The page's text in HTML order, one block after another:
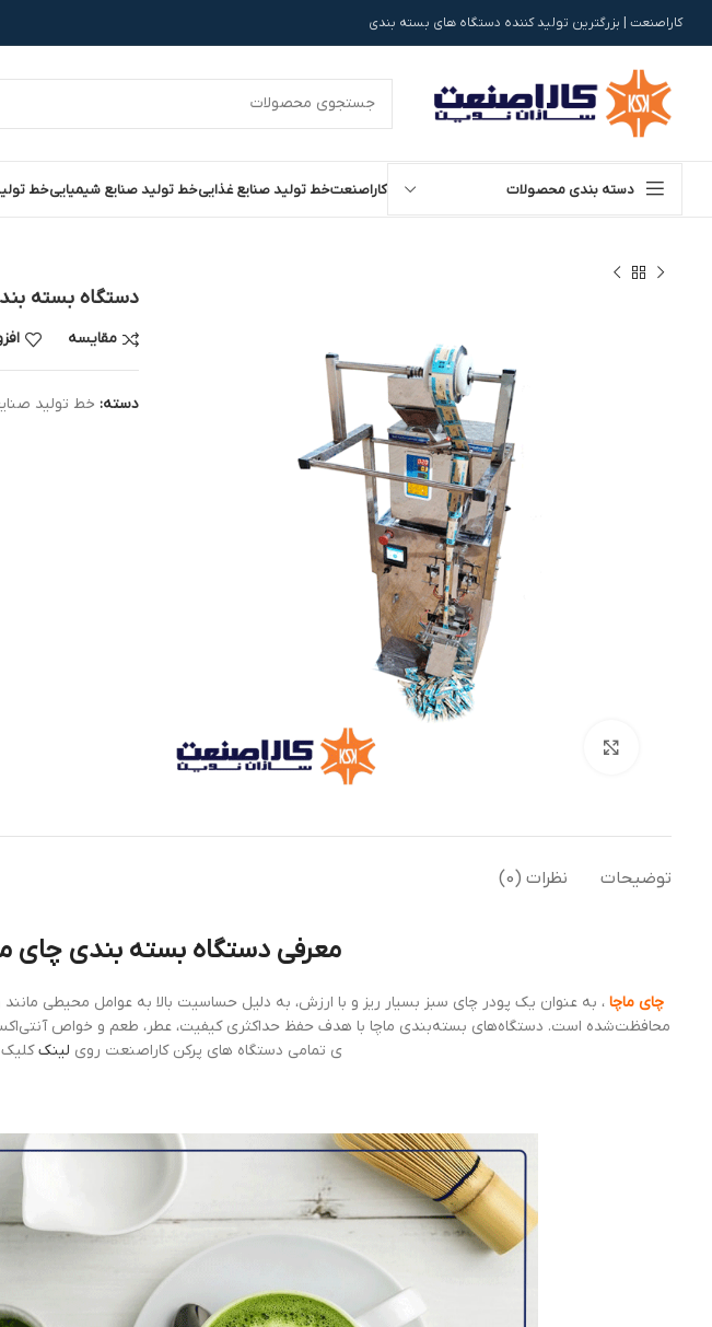
کاراصنعت | بزرگترین تولید کننده دستگاه های بسته بندی
دسته بندی محصولات کاراصنعتخط تولید صنایع غذاییخط تولید صنایع شیمیاییخط
دستگاه بسته
مقایسه
دسته: خط تولید
توضیحات نظرات (0)
معرفی دستگاه بسته بندی چای
چای ماچا ، به عنوان یک پودر چای سبز بسیار ریز و با ارزش، به دلیل حساسیت بالا به عوامل محیطی
محافظت‌شده است. دستگاه‌های بسته‌بندی ماچا با هدف حفظ حداکثری کیفیت، عطر، طعم و خواص
ی تمامی دستگاه های پرکن کاراصنعت روی لینککلیک